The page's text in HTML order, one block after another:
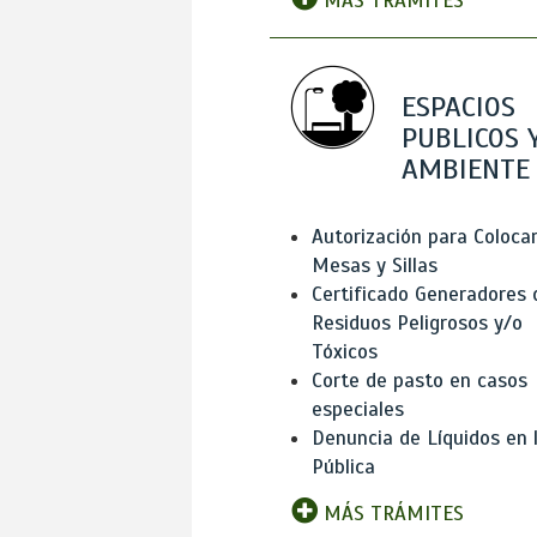
ESPACIOS
PUBLICOS
AMBIENTE
Autorización para Colocar
Mesas y Sillas
Certificado Generadores
Residuos Peligrosos y/o
Tóxicos
Corte de pasto en casos
especiales
Denuncia de Líquidos en
Pública
MÁS TRÁMITES